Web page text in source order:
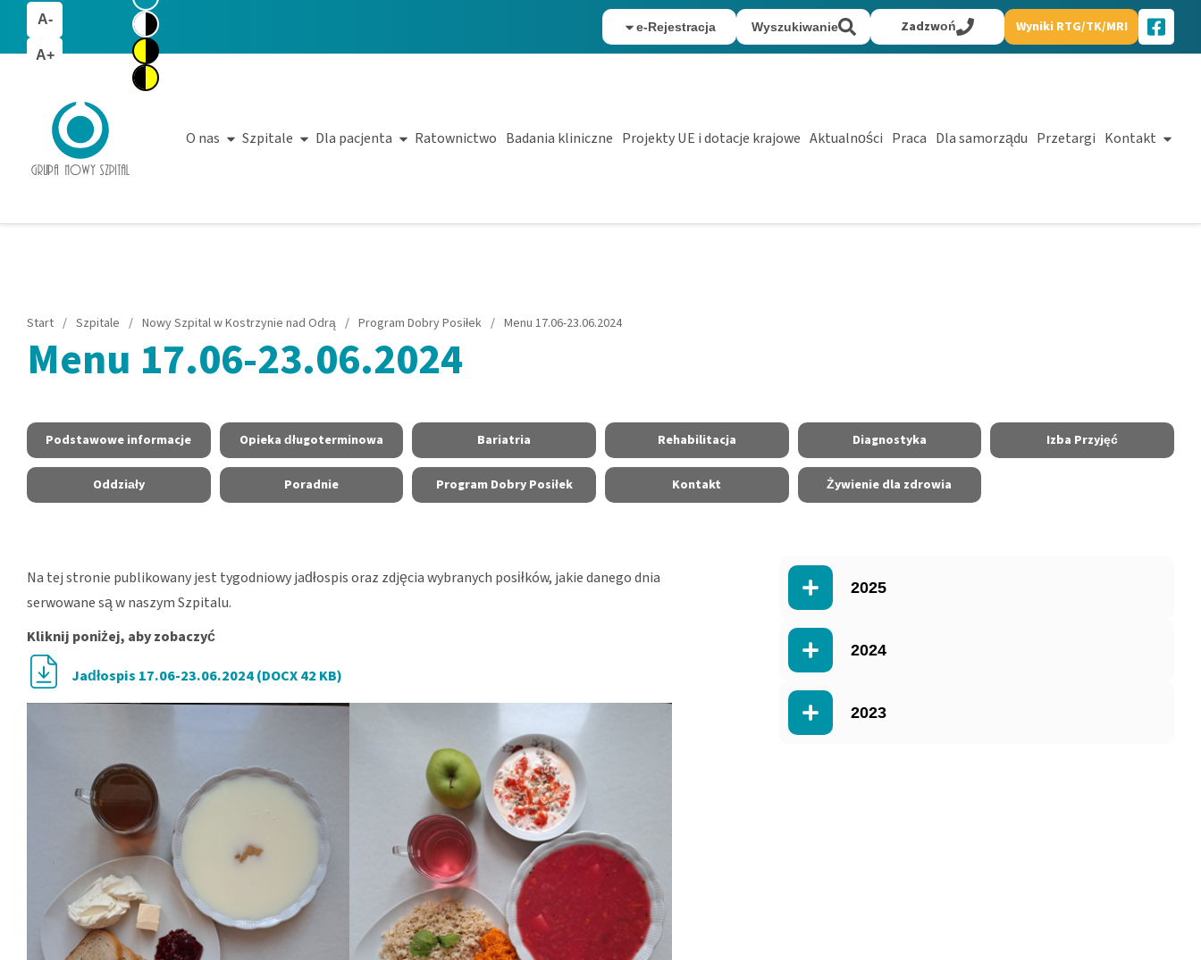
A-
A+
e-Rejestracja Wyszukiwanie Zadzwoń Wyniki RTG/TK/MRI
O nas Szpitale Dla pacjenta Ratownictwo Badania kliniczne Projekty UE i dotacje krajowe Aktualności Praca Dla samorządu Przetargi Kontakt
Start / Szpitale / Nowy Szpital w Kostrzynie nad Odrą / Program Dobry Posiłek / Menu 17.06-23.06.2024
Menu 17.06-23.06.2024
Podstawowe informacje Opieka długoterminowa Bariatria Rehabilitacja Diagnostyka Izba Przyjęć
Oddziały Poradnie Program Dobry Posiłek Kontakt Żywienie dla zdrowia
Na tej stronie publikowany jest tygodniowy jadłospis oraz zdjęcia wybranych posiłków, jakie danego dnia
serwowane są w naszym Szpitalu.
Kliknij poniżej, aby zobaczyć
Jadłospis 17.06-23.06.2024 (DOCX 42 KB)
2025
2024
2023